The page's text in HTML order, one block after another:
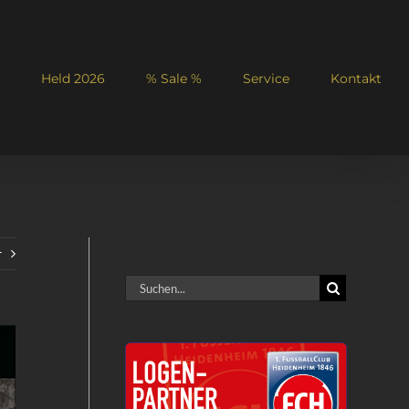
Held 2026 % Sale % Service Kontakt
Suche